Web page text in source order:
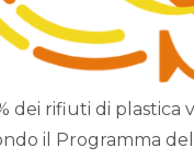
dei rifiuti di plastica
il Programma